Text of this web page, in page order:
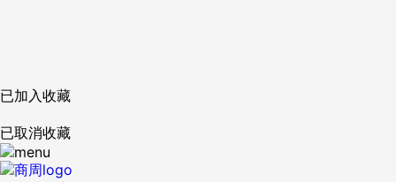
已加入收藏
已取消收藏